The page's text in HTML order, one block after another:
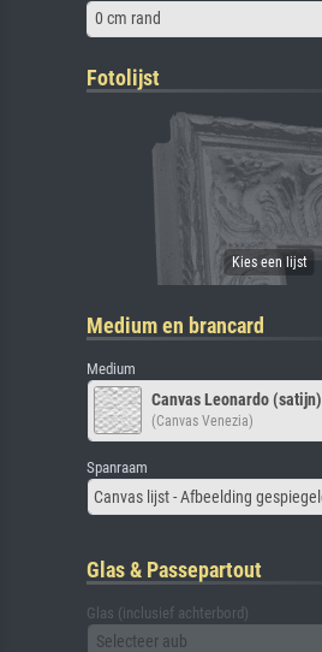
0 cm rand
Fotolijst
Medium en brancard
Medium
Canvas Leonardo (satijn)
(Canvas Venezia)
Spanraam
Glas & Passepartout
Glas (inclusief achterbord)
Selecteer aub